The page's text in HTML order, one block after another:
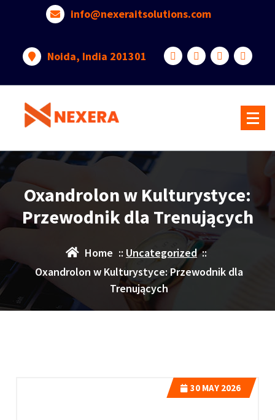
info@nexeraitsolutions.com
Noida, India 201301
Oxandrolon w Kulturystyce:
Przewodnik dla Trenujących
Home :: Uncategorized::
Oxandrolon w Kulturystyce: Przewodnik dla
Trenujących
30 MAY 2026